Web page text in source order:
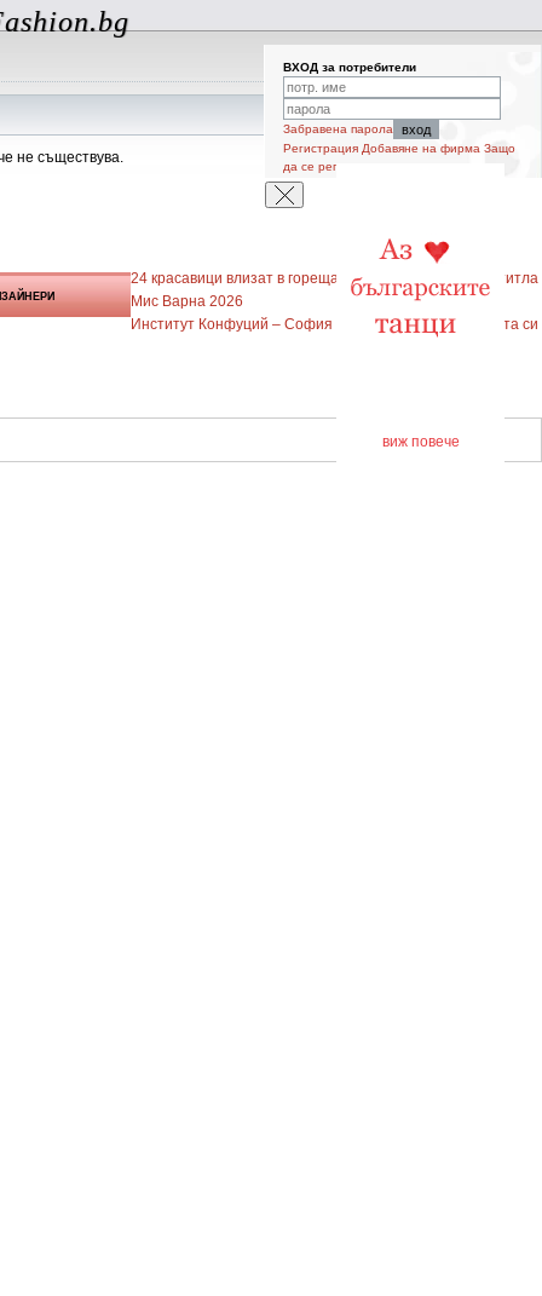
ВХОД за потребители
Забравена парола
Регистрация Добавяне на фирма Защо
да се регистрирам
не съществува.
24 красавици влизат в гореща битка за престижната титла
Мис Варна 2026
Институт Конфуций – София отбеляза 20-годишнината си
виж повече